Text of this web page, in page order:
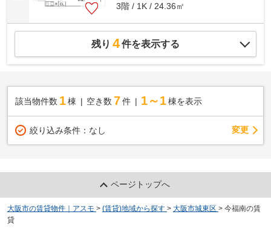
3階 / 1K / 24.36㎡
残り 4件を表示する
該当物件数 1棟 空き数 7 件 1～1 棟を表示
絞り込み条件： なし 変更
ページトップへ
大阪市の賃貸物件｜アスモ > (賃貸)地域から探す > 大阪市城東区 > 今福南の賃
貸